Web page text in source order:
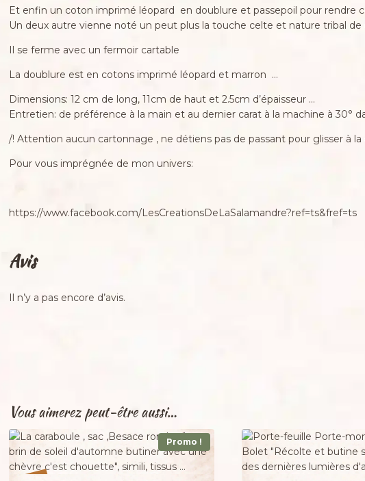
Et enfin un coton imprimé léopard en doublure et passepoil pour rendre
Un deux autre vienne noté un peut plus la touche celte et nature tribal
Il se ferme avec un fermoir cartable
La doublure est en cotons imprimé léopard et marron …
Dimensions: 12 cm de long, 11cm de haut et 2.5cm d’épaisseur …
Entretien: de préférence à la main et au dernier carat à la machine à 30°
/! Attention aucun cartonnage , ne détiens pas de passant pour glisser à
Pour vous imprégnée de mon univers:
https://www.facebook.com/LesCreationsDeLaSalamandre?ref=ts&fref=ts
Avis
Il n’y a pas encore d’avis.
Vous aimerez peut-être aussi…
Promo !